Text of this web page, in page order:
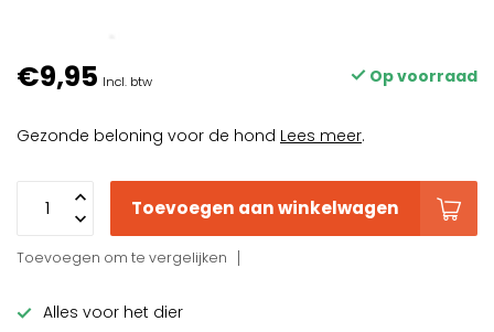
€9,95 Incl. btw Op voorraad
Gezonde beloning voor de hond Lees meer.
Toevoegen aan winkelwagen
Toevoegen om te vergelijken
Alles voor het dier